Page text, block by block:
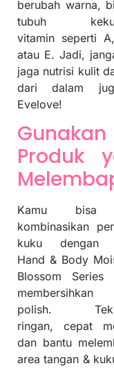
berubah warna,
tubuh
vitamin seperti
atau E. Jadi,
jaga nutrisi kulit
dari dalam
Evelove!
Gunakan
Produk
Kamu bisa
kombinasikan
kuku dengan
Hand & Body
Blossom Series
polish.
ringan, cepat
dan bantu
area tangan &